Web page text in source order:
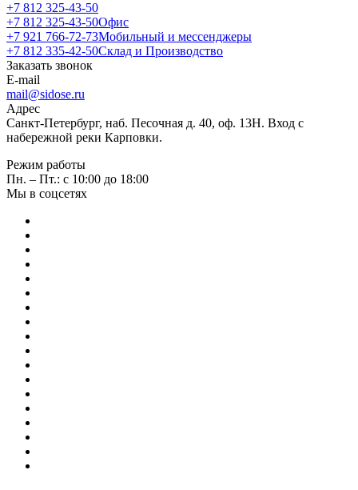
+7 812 325-43-50
+7 812 325-43-50Офис
+7 921 766-72-73Мобильный и мессенджеры
+7 812 335-42-50Склад и Производство
Заказать звонок
E-mail
mail@sidose.ru
Адрес
Санкт-Петербург, наб. Песочная д. 40, оф. 13Н. Вход с
набережной реки Карповки.
Режим работы
Пн. – Пт.: с 10:00 до 18:00
Мы в соцсетях